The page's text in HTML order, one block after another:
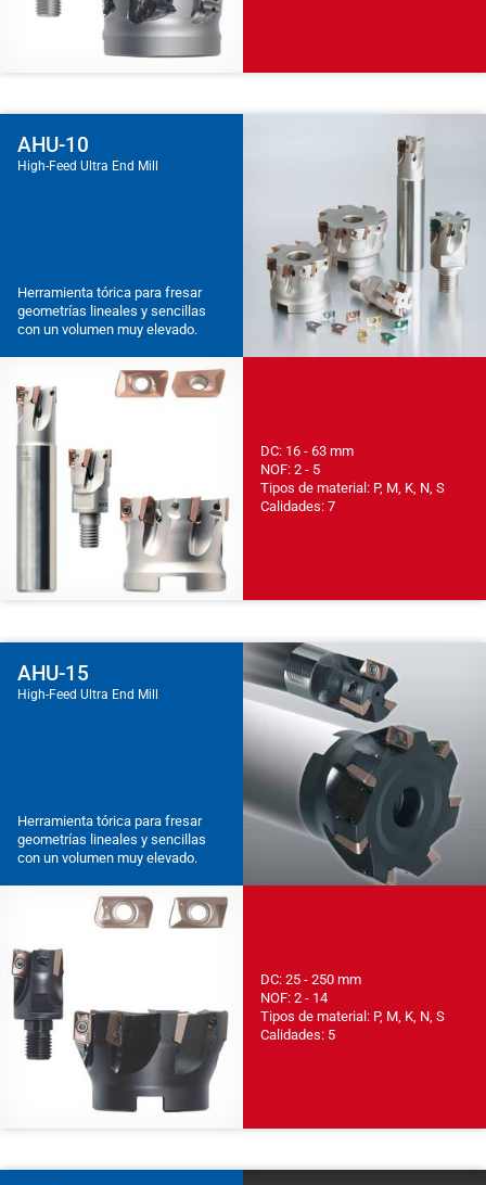
AHU-10
High-Feed Ultra End Mill
Herramienta tórica para fresar
geometrías lineales y sencillas
con un volumen muy elevado.
DC: 16 - 63 mm
NOF: 2 - 5
Tipos de material: P, M, K, N, S
Calidades: 7
AHU-15
High-Feed Ultra End Mill
Herramienta tórica para fresar
geometrías lineales y sencillas
con un volumen muy elevado.
DC: 25 - 250 mm
NOF: 2 - 14
Tipos de material: P, M, K, N, S
Calidades: 5